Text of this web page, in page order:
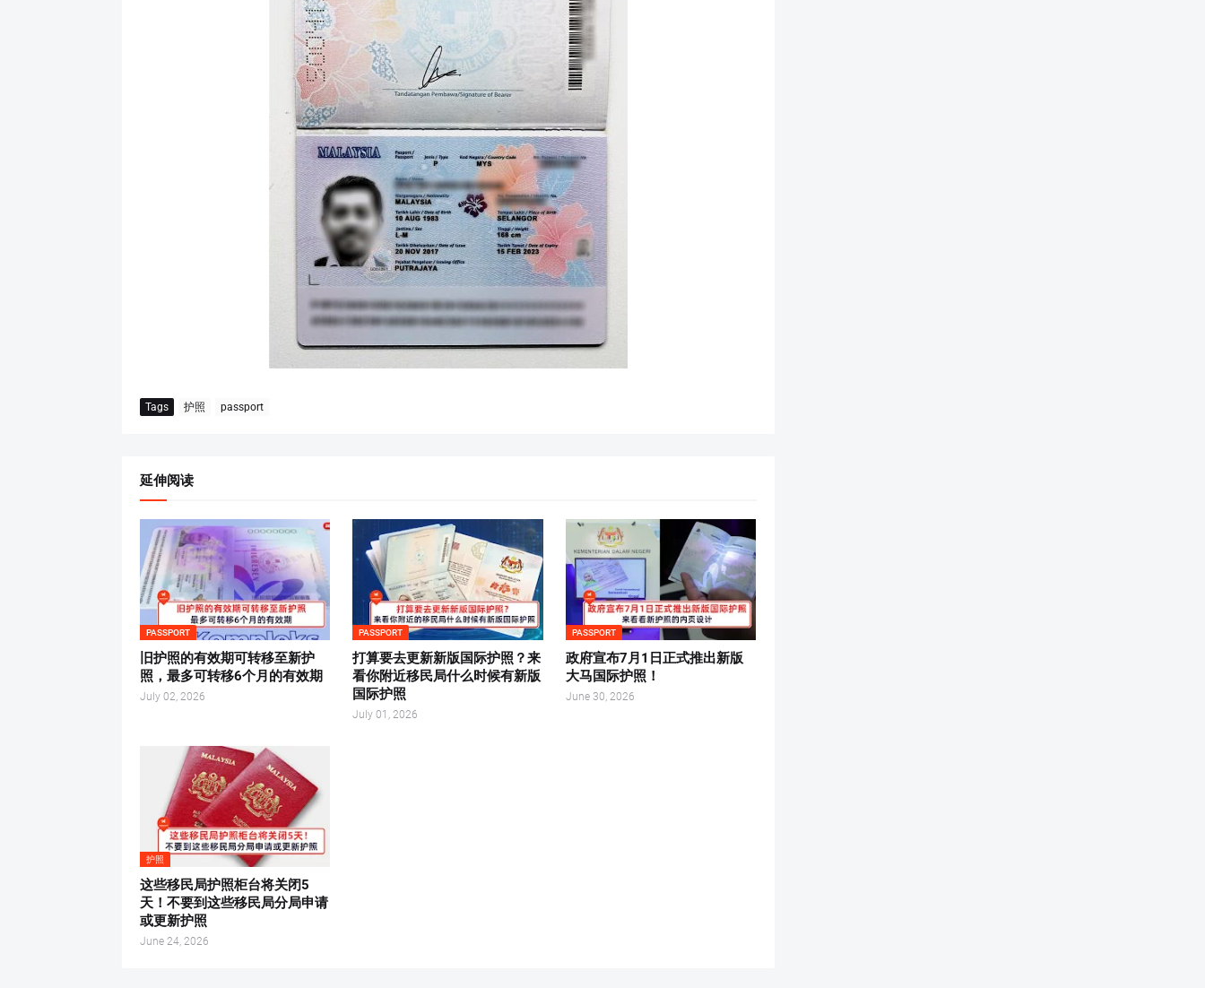
Tags 护照 passport
延伸阅读
PASSPORT
旧护照的有效期可转移至新护
照，最多可转移6个月的有效期
July 02, 2026
PASSPORT
打算要去更新新版国际护照？来
看你附近移民局什么时候有新版
国际护照
July 01, 2026
PASSPORT
政府宣布7月1日正式推出新版
大马国际护照！
June 30, 2026
护照
这些移民局护照柜台将关闭5
天！不要到这些移民局分局申请
或更新护照
June 24, 2026